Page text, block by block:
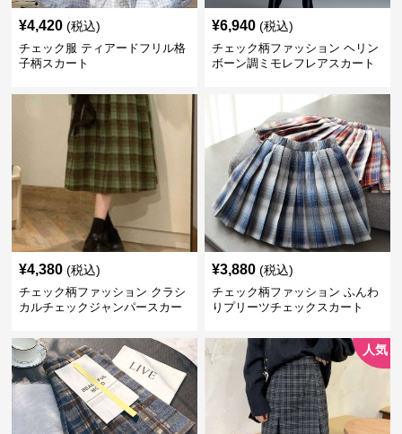
¥4,420 (税込)
チェック服 ティアードフリル格
子柄スカート
¥6,940 (税込)
チェック柄ファッション ヘリン
ボーン調ミモレフレアスカート
¥4,380 (税込)
チェック柄ファッション クラシ
カルチェックジャンパースカー
¥3,880 (税込)
チェック柄ファッション ふんわ
りプリーツチェックスカート
人気